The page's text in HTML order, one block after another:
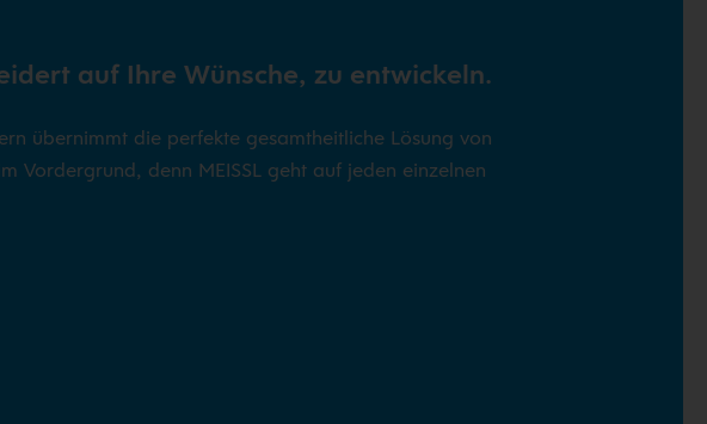
auf Ihre Wünsche, zu entwickeln.
übernimmt die perfekte gesamtheitliche Lösung von
Vordergrund, denn MEISSL geht auf jeden einzelnen